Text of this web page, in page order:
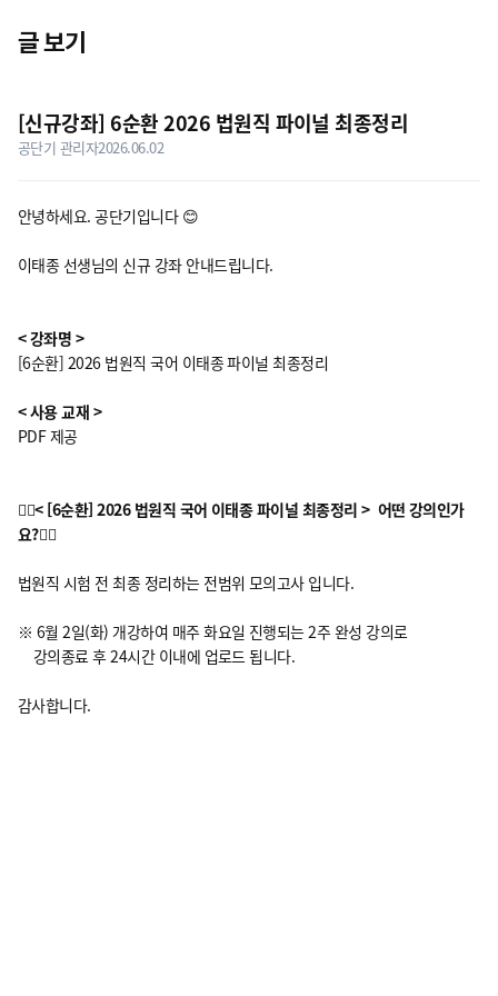
닫기
글 보기
[신규강좌] 6순환 2026 법원직 파이널 최종정리
공단기 관리자2026.06.02
안녕하세요. 공단기입니다 😊
이태종 선생님의 신규 강좌 안내드립니다.
< 강좌명 >
[6순환] 2026 법원직 국어 이태종 파이널 최종정리
< 사용 교재 >
PDF 제공
🙋‍♂️< [6순환] 2026 법원직 국어 이태종 파이널 최종정리 > 어떤 강의인가
요?🙋‍♂️
법원직 시험 전 최종 정리하는 전범위 모의고사 입니다.
※ 6월 2일(화) 개강하여 매주 화요일 진행되는 2주 완성 강의로
강의종료 후 24시간 이내에 업로드 됩니다.
감사합니다.